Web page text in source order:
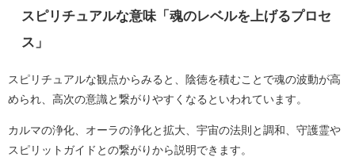
スピリチュアルな意味「魂のレベルを上げるプロセ
ス」
スピリチュアルな観点からみると、陰徳を積むことで魂の波動が高
められ、高次の意識と繋がりやすくなるといわれています。
カルマの浄化、オーラの浄化と拡大、宇宙の法則と調和、守護霊や
スピリットガイドとの繋がりから説明できます。